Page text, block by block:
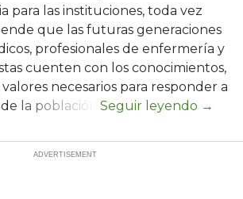
para las instituciones, toda vez
que las futuras generaciones
profesionales de enfermería y
cuenten con los conocimientos,
necesarios para responder a
la población.